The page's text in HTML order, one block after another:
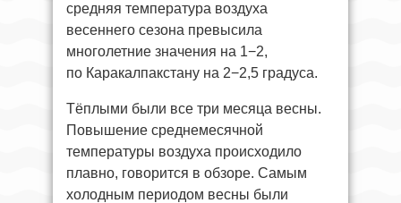
средняя температура воздуха
весеннего сезона превысила
многолетние значения на 1−2,
по Каракалпакстану на 2−2,5 градуса.
Тёплыми были все три месяца весны.
Повышение среднемесячной
температуры воздуха происходило
плавно, говорится в обзоре. Самым
холодным периодом весны были